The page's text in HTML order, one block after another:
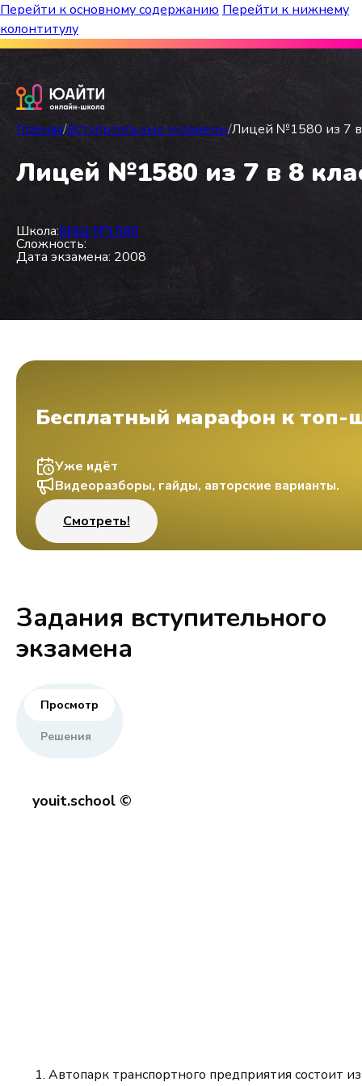
Перейти к основному содержанию Перейти к нижнему
колонтитулу
Бесплатный марафон к топ-школам!
Главная/Вступительные экзамены/Лицей №1580 из 7 в
Лицей №1580 из 7 в 8
Школа:БИШ №1580
Сложность:
Дата экзамена: 2008
Бесплатный марафон к топ-
Уже идёт
Видеоразборы, гайды, авторские варианты.
Смотреть!
Задания вступительного
экзамена
Просмотр
Решения
youit.school ©
Автопарк транспортного предприятия состоит